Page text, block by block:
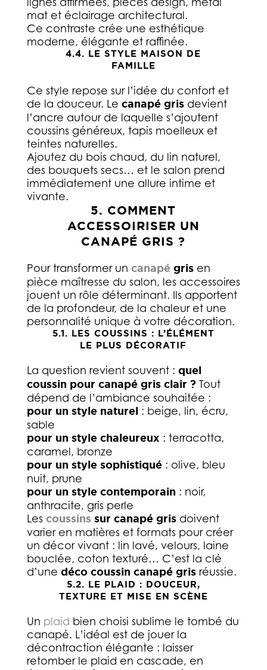
mat et éclairage architectural.
Ce contraste crée une esthétique
moderne, élégante et raffinée.
4.4. LE STYLE MAISON DE
FAMILLE
Ce style repose sur l’idée du confort et
de la douceur. Le canapé grisdevient
l’ancre autour de laquelle s’ajoutent
coussins généreux, tapis moelleux et
teintes naturelles.
Ajoutez du bois chaud, du lin naturel,
des bouquets secs… et le salon prend
immédiatement une allure intime et
vivante.
5. COMMENT
ACCESSOIRISER UN
CANAPÉ GRIS ?
Pour transformer un canapé grisen
pièce maîtresse du salon, les accessoires
jouent un rôle déterminant. Ils apportent
de la profondeur, de la chaleur et une
personnalité unique à votre décoration.
5.1. LES COUSSINS : L’ÉLÉMENT
LE PLUS DÉCORATIF
La question revient souvent : quel
coussin pour canapé gris clair ? Tout
dépend de l’ambiance souhaitée :
pour un style naturel: beige, lin, écru,
sable
pour un style chaleureux : terracotta,
caramel, bronze
pour un style sophistiqué: olive, bleu
nuit, prune
pour un style contemporain : noir,
anthracite, gris perle
Les coussins sur canapé grisdoivent
varier en matières et formats pour créer
un décor vivant : lin lavé, velours, laine
bouclée, coton texturé… C’est la clé
d’une déco coussin canapé grisréussie.
5.2. LE PLAID : DOUCEUR,
TEXTURE ET MISE EN SCÈNE
Un plaid bien choisi sublime le tombé du
canapé. L’idéal est de jouer la
décontraction élégante : laisser
retomber le plaid en cascade, en